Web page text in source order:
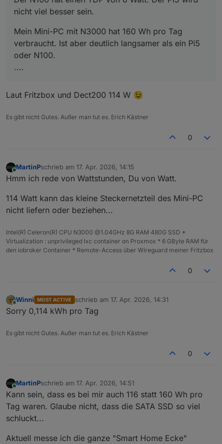
Google Coral USB KI Modul
USB Hdd
nicht viel besser sein.
Mein Mini-PC mit N3000 hat 160 Wh pro Tag
verbraucht. Ist aber deutlich langsamer als ein Pi5
oder N100.
....
Laut Fritzbox und Dect200 114 W 😉
Es gibt nicht Gutes. Außer man tut es. Erich Kästner
0
Online
MartinPschrieb am 17. Apr. 2026, 14:15
zuletzt editiert von
Hmm ich rede von Wattstunden, Du von Watt.
114 Watt kann das kleine Steckernetzteil des Mini-PC
nicht liefern oder beziehen...
Intel(R) Celeron(R) CPU N3000 @1.04GHz 8G RAM 480G SSD *
Virtualization : unprivileged lxc container on Proxmox * 6 GByte RAM für
den iobroker Container * Remote-Access über Wireguard meiner Fritzbox
0
Offline
Winni MOST ACTIVE schrieb am 17. Apr. 2026, 14:31
zuletzt editiert von
Sorry 0,114 kWh pro Tag
Es gibt nicht Gutes. Außer man tut es. Erich Kästner
0
MartinPschrieb am 17. Apr. 2026, 14:51
zuletzt editiert von
Kann sein, dass es bei mir auch 116 statt 160 Wh pro
Tag waren. Glaube nicht, dass die SATA SSD so viel
schluckt...
Aktuell messe ich die ganze "Smart Home Ecke"